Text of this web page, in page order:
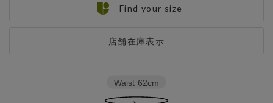
店舗在庫表示
Find your size
Waist 62cm